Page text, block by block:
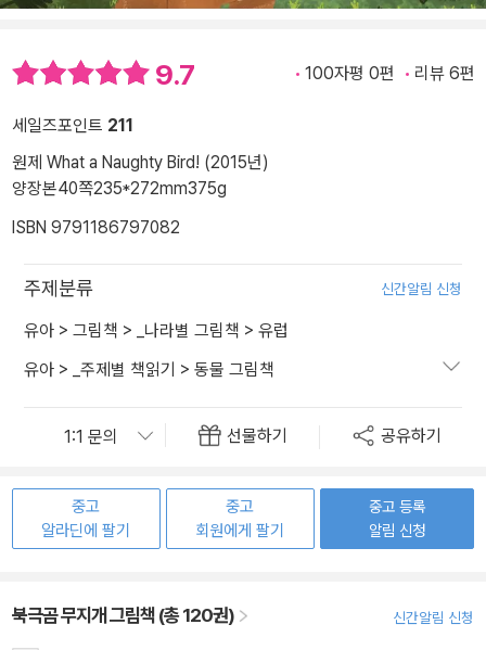
9.7 100자평 0편 리뷰 6편
세일즈포인트 211
원제 What a Naughty Bird! (2015년)
양장본40쪽235*272mm375g
ISBN 9791186797082
주제분류 신간알림 신청
유아 > 그림책 > _나라별 그림책 > 유럽
유아 > _주제별 책읽기 > 동물 그림책
선물하기 공유하기
중고
알라딘에 팔기
중고
회원에게 팔기
중고 등록
알림 신청
북극곰 무지개 그림책 (총 120권) 신간알림 신청